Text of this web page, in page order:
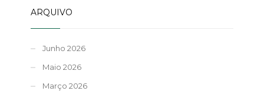
ARQUIVO
Junho 2026
Maio 2026
Março 2026